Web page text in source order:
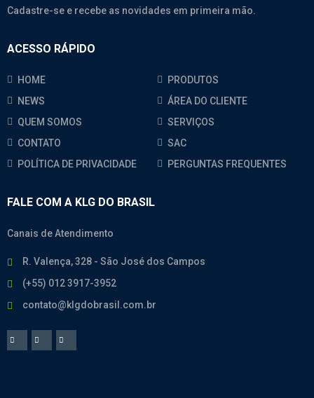
Cadastre-se e recebe as novidades em primeira mão.
ACESSO RÁPIDO
HOME
PRODUTOS
NEWS
ÁREA DO CLIENTE
QUEM SOMOS
SERVIÇOS
CONTATO
SAC
POLÍTICA DE PRIVACIDADE
PERGUNTAS FREQUENTES
FALE COM A KLG DO BRASIL
Canais de Atendimento
R. Valença, 328 - São José dos Campos
(+55) 012 3917-3952
contato@klgdobrasil.com.br